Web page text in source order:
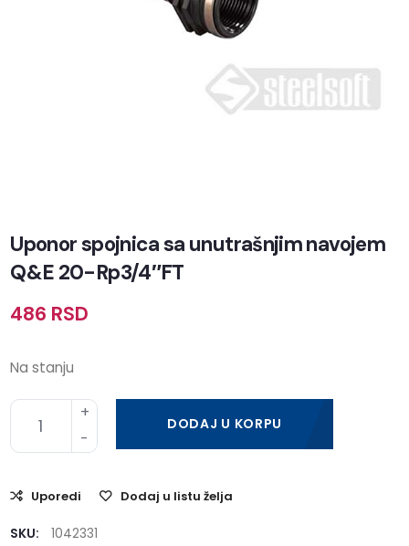
Uponor spojnica sa unutrašnjim navojem
Q&E 20-Rp3/4″FT
486 RSD
Na stanju
DODAJ U KORPU
Uporedi Dodaj u listu želja
SKU:
1042331